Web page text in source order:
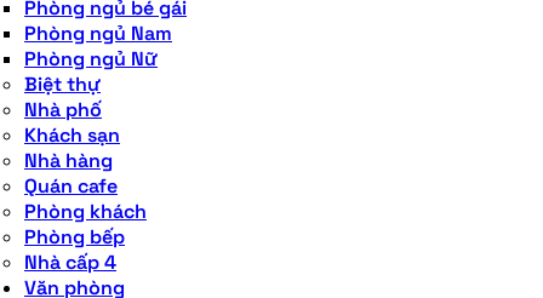
Phòng ngủ bé gái
Phòng ngủ Nam
Phòng ngủ Nữ
Biệt thự
Nhà phố
Khách sạn
Nhà hàng
Quán cafe
Phòng khách
Phòng bếp
Nhà cấp 4
Văn phòng